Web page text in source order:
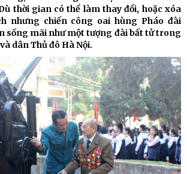
thời gian có thể làm thay đổi, hoặc xóa
nhưng chiến công oai hùng Pháo đài
sống mãi như một tượng đài bất tử trong
dân Thủ đô Hà Nội.